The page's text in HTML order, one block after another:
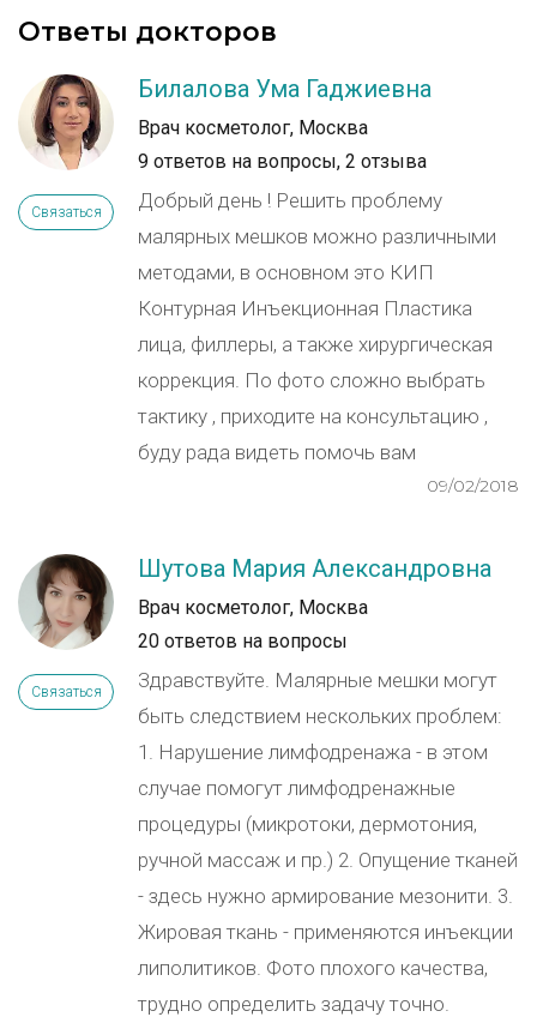
Ответы докторов
Связаться
Билалова Ума Гаджиевна
Врач косметолог, Москва
9 ответов на вопросы, 2 отзыва
Добрый день ! Решить проблему
малярных мешков можно различными
методами, в основном это КИП
Контурная Инъекционная Пластика
лица, филлеры, а также хирургическая
коррекция. По фото сложно выбрать
тактику , приходите на консультацию ,
буду рада видеть помочь вам
09/02/2018
Связаться
Шутова Мария Александровна
Врач косметолог, Москва
20 ответов на вопросы
Здравствуйте. Малярные мешки могут
быть следствием нескольких проблем:
1. Нарушение лимфодренажа - в этом
случае помогут лимфодренажные
процедуры (микротоки, дермотония,
ручной массаж и пр.) 2. Опущение тканей
- здесь нужно армирование мезонити. 3.
Жировая ткань - применяются инъекции
липолитиков. Фото плохого качества,
трудно определить задачу точно.